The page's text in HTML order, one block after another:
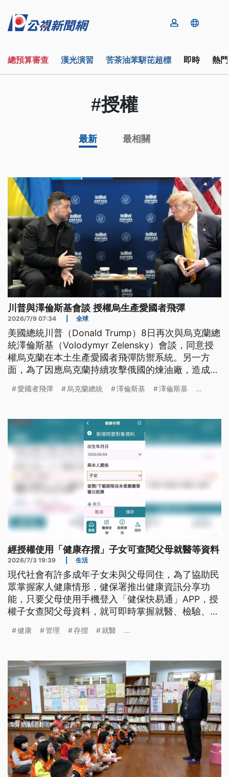
總預算審查 漢光演習 苦茶油苯駢芘超標 即時 熱
#授權
最新 最相關
川普與澤倫斯基會談 授權烏生產愛國者飛彈
2026/7/9 07:34 全球
美國總統川普（Donald Trump）8日再次與烏克蘭總
統澤倫斯基（Volodymyr Zelensky）會談，同意授
權烏克蘭在本土生產愛國者飛彈防禦系統。另一方
面，為了因應烏克蘭持續攻擊俄國的煉油廠，造成國
愛國者飛彈 烏克蘭總統 澤倫斯基 澤倫斯基 ...
經授權使用「健康存摺」子女可查閱父母就醫等資料
2026/7/3 19:39 生活
現代社會有許多成年子女未與父母同住，為了協助民
眾掌握家人健康情形，健保署推出健康資訊分享功
能，只要父母使用手機登入「健保快易通」APP，授
權子女查閱父母資料，就可即時掌握就醫、檢驗、檢
健康 管理 存摺 就醫 ...